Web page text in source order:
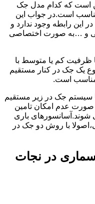
است که کدام مدل جک
است.در جواب این
این رابطه وجود ندارد و
و …به صورت اختصاصی
ظرفیت کم یا متوسط با
یک جک در کنار مستقیم
مناسب است.
سیستم جک در زیر مستقیم
صورت عدم امکان تامین
باری
با روش دو جک در
در نجات